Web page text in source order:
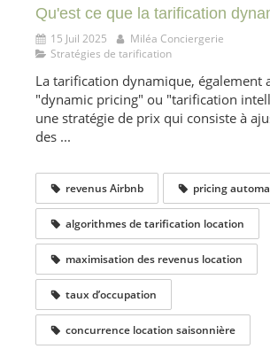
Qu'est ce que la tarification
15 Juil 2025
Miléa Conciergerie
Stratégies de tarification
La tarification dynamique, également
"dynamic pricing" ou "tarification
une stratégie de prix qui consiste à
des ...
revenus Airbnb pricing
algorithmes de tarification location
maximisation des revenus location
taux d’occupation
concurrence location saisonnière